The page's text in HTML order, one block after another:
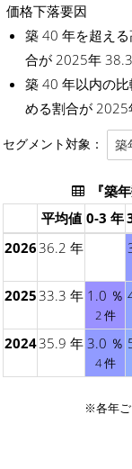
価格下落要因
築 40 年を超え
合が 2025年
築 40 年以内の
める割合が
セグメント対象： 築
『築
平均値 0-3 年
202636.2 年
202533.3 年 1.0 ％
2 件
202435.9 年 3.0 ％
4 件
※各年